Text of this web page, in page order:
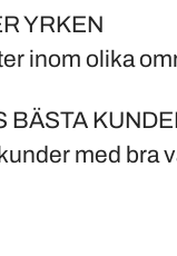
YRKEN
inom olika
BÄSTA
med bra